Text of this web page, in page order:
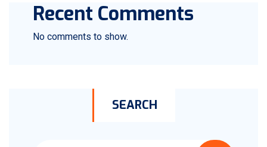
Recent Comments
No comments to show.
SEARCH